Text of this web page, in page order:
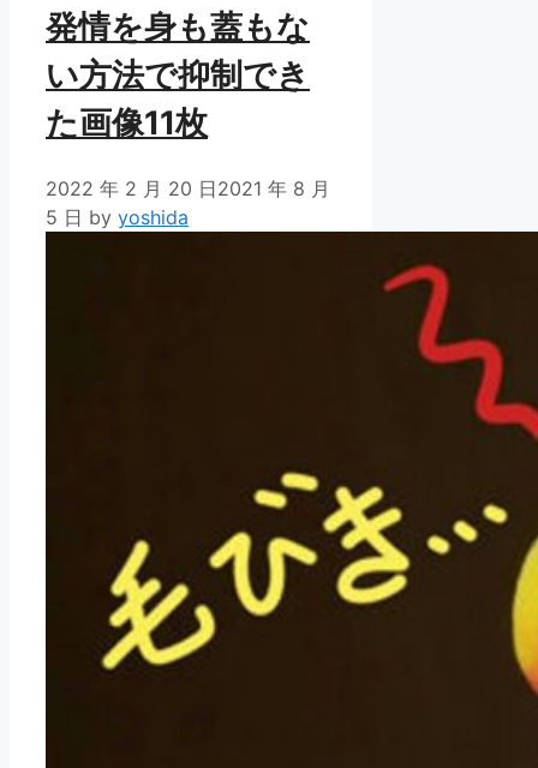
発情を身も蓋もな
い方法で抑制でき
た画像11枚
2022 年 2 月 20 日2021 年 8 月
5 日 by yoshida